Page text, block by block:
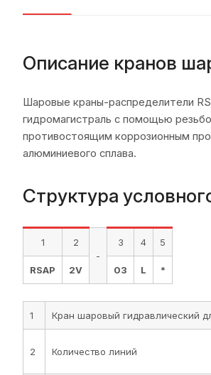
Описание кранов
Шаровые краны-распределители
гидромагистраль с помощью
противостоящим коррозионным
алюминиевого сплава.
Структура
1
2
-
3 4 5
RSAP 2V 03 L *
1 Кран шаровый гидравлический
2 Количество линий